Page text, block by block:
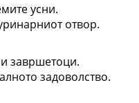
усни.
отвор.
завршетоци.
задоволство.